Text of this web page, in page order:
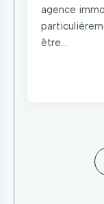
agence
être...